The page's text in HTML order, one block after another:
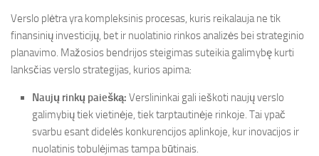
Verslo plėtra yra kompleksinis procesas, kuris reikalauja ne tik
finansinių investicijų, bet ir nuolatinio rinkos analizės bei strateginio
planavimo. Mažosios bendrijos steigimas suteikia galimybę kurti
lanksčias verslo strategijas, kurios apima:
Naujų rinkų paiešką: Verslininkai gali ieškoti naujų verslo
galimybių tiek vietinėje, tiek tarptautinėje rinkoje. Tai ypač
svarbu esant didelės konkurencijos aplinkoje, kur inovacijos ir
nuolatinis tobulėjimas tampa būtinais.